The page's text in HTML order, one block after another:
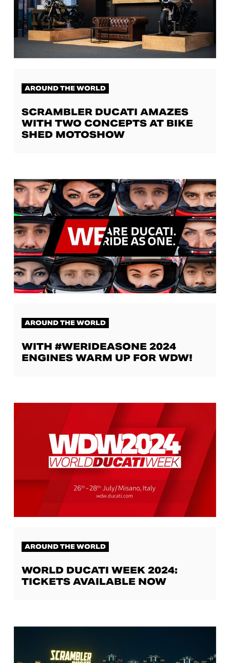
AROUND THE WORLD
SCRAMBLER DUCATI AMAZES
WITH TWO CONCEPTS AT BIKE
SHED MOTOSHOW
AROUND THE WORLD
WITH #WERIDEASONE 2024
ENGINES WARM UP FOR WDW!
AROUND THE WORLD
WORLD DUCATI WEEK 2024:
TICKETS AVAILABLE NOW